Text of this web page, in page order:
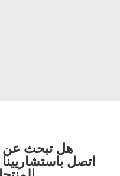
هل تبحث عن
اتصل